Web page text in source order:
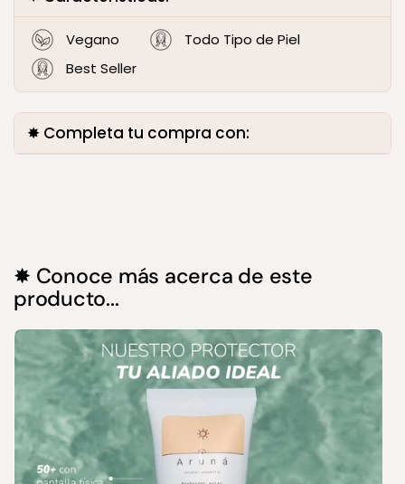
Vegano
Todo Tipo de Piel
Best Seller
✸ Completa tu compra con:
✸ Conoce más acerca de este
producto...